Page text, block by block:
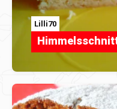
Lilli70